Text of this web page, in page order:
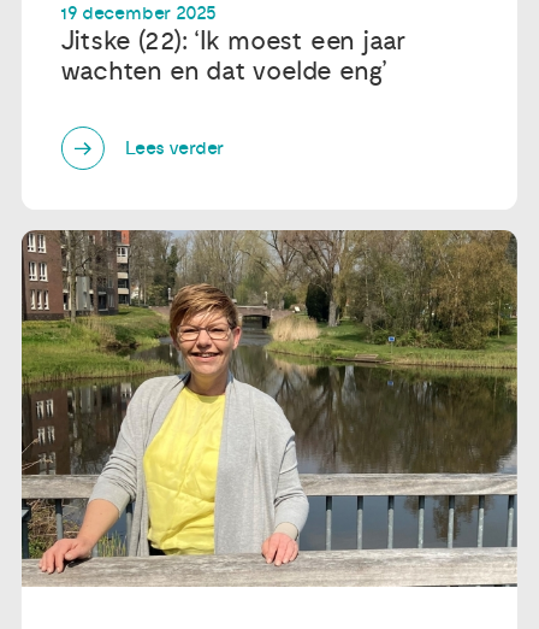
19 december 2025
Jitske (22): ‘Ik moest een jaar
wachten en dat voelde eng’
Lees verder